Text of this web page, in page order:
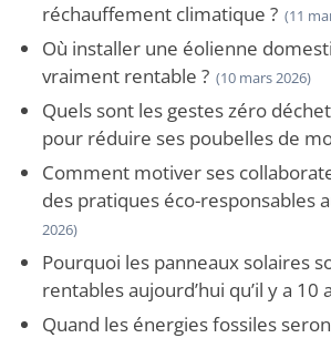
réchauffement climatique ? (11
Où installer une éolienne
vraiment rentable ? (10 mars 2026)
Quels sont les gestes zéro
pour réduire ses poubelles de
Comment motiver ses
des pratiques éco-responsables
2026)
Pourquoi les panneaux solaires
rentables aujourd’hui qu’il y a 10
Quand les énergies fossiles